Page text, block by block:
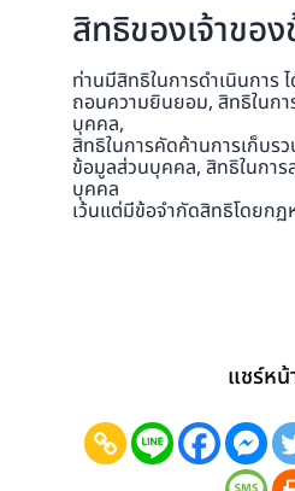
สิทธิของเจ้าขอ
ท่านมีสิทธิในการดำเนินการ
ถอนความยินยอม, สิทธิในกา
บุคคล,
สิทธิในการคัดค้านการเก็บร
ข้อมูลส่วนบุคคล, สิทธิในการ
บุคคล
เว้นแต่มีข้อจำกัดสิทธิโดยกฏ
แชร์หน้